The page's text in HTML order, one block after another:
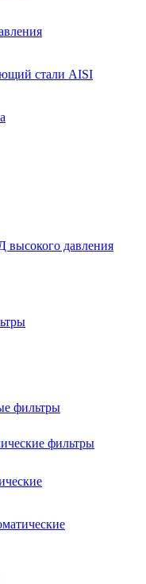
стали AISI
давления
фильтры
фильтры